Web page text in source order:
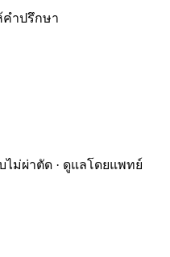
คำปรึกษา
ม่ผ่าตัด · ดูแลโดยแพทย์